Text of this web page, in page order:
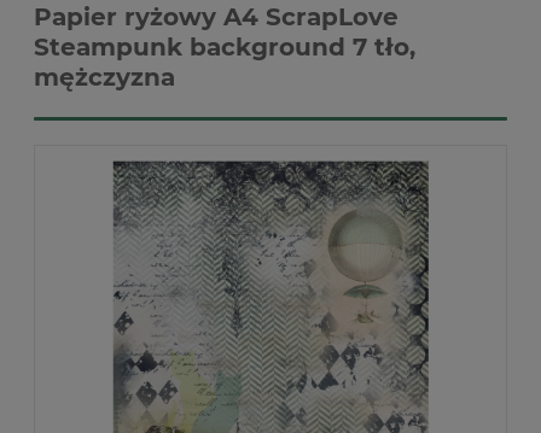
Papier ryżowy A4 ScrapLove
Steampunk background 7 tło,
mężczyzna